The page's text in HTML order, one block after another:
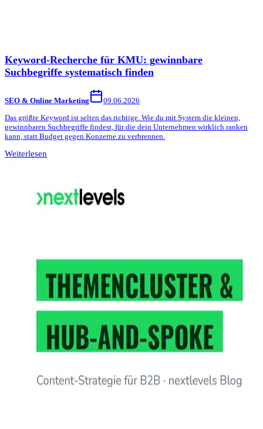
Keyword-Recherche für KMU: gewinnbare
Suchbegriffe systematisch finden
SEO & Online Marketing
09.06.2026
Das größte Keyword ist selten das richtige. Wie du mit System die kleinen,
gewinnbaren Suchbegriffe findest, für die dein Unternehmen wirklich ranken
kann, statt Budget gegen Konzerne zu verbrennen.
Weiterlesen